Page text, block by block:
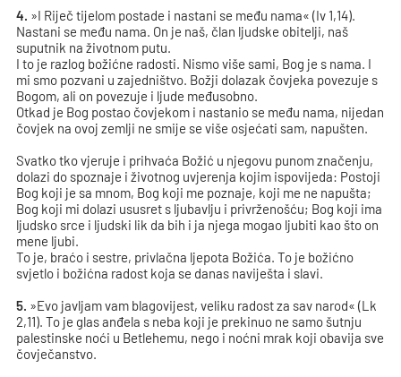
4. »I Riječ tijelom postade i nastani se među nama« (Iv 1,14).
Nastani se među nama. On je naš, član ljudske obitelji, naš
suputnik na životnom putu.
I to je razlog božićne radosti. Nismo više sami, Bog je s nama. I
mi smo pozvani u zajedništvo. Božji dolazak čovjeka povezuje s
Bogom, ali on povezuje i ljude međusobno.
Otkad je Bog postao čovjekom i nastanio se među nama, nijedan
čovjek na ovoj zemlji ne smije se više osjećati sam, napušten.
Svatko tko vjeruje i prihvaća Božić u njegovu punom značenju,
dolazi do spoznaje i životnog uvjerenja kojim ispovijeda: Postoji
Bog koji je sa mnom, Bog koji me poznaje, koji me ne napušta;
Bog koji mi dolazi ususret s ljubavlju i privrženošću; Bog koji ima
ljudsko srce i ljudski lik da bih i ja njega mogao ljubiti kao što on
mene ljubi.
To je, braćo i sestre, privlačna ljepota Božića. To je božićno
svjetlo i božićna radost koja se danas naviješta i slavi.
5. »Evo javljam vam blagovijest, veliku radost za sav narod« (Lk
2,11). To je glas anđela s neba koji je prekinuo ne samo šutnju
palestinske noći u Betlehemu, nego i noćni mrak koji obavija sve
čovječanstvo.